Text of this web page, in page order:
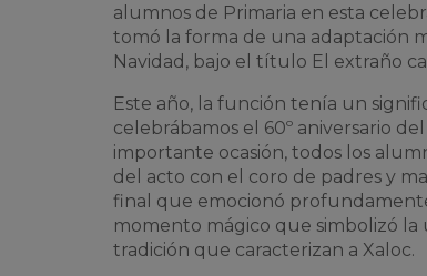
alumnos de Primaria en esta
tomó la forma de una adaptación
Navidad , bajo el título El extraño
Este año, la función tenía un
celebrábamos el 60º aniversario
importante ocasión, todos los
del acto con el coro de padres y
final que emocionó
momento mágico que simbolizó
tradición que caracterizan a Xaloc.